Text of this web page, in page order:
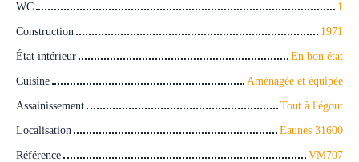
WC
1
Construction
1971
État intérieur
En bon état
Cuisine
Aménagée et équipée
Assainissement
Tout à l'égout
Localisation
Eaunes 31600
Référence
VM707